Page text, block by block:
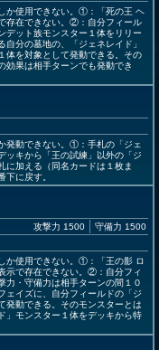
か使用できない。①：「死の王 ヘ
存在できない。②：自分フィール
デット族モンスター１体をリリー
分の墓地の、「ジェネレイド」
体を対象として発動できる。その
効果は相手ターンでも発動でき
発動できない。①：手札の「ジェ
ッキから「王の試練」以外の「ジ
に加える（同名カードは１枚ま
下に戻す。
攻撃力 1500 守備力 1500
か使用できない。①：「王の影 ロ
示で存在できない。②：自分フィ
力・守備力は相手ターンの間１０
ェイズに、自分フィールドの「ジ
発動できる。そのモンスターとは
」モンスター１体をデッキから特